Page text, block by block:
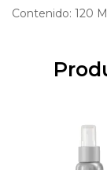
Contenido: 120